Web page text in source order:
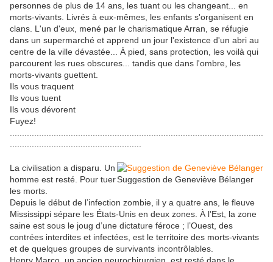
personnes de plus de 14 ans, les tuant ou les changeant... en
morts-vivants. Livrés à eux-mêmes, les enfants s'organisent en
clans. L'un d'eux, mené par le charismatique Arran, se réfugie
dans un supermarché et apprend un jour l'existence d'un abri au
centre de la ville dévastée... À pied, sans protection, les voilà qui
parcourent les rues obscures... tandis que dans l'ombre, les
morts-vivants guettent.
Ils vous traquent
Ils vous tuent
Ils vous dévorent
Fuyez!
Suggestion de Geneviève Bélanger
La civilisation a disparu. Un
homme est resté. Pour tuer
les morts.
Depuis le début de l’infection zombie, il y a quatre ans, le fleuve
Mississippi sépare les États-Unis en deux zones. À l’Est, la zone
saine est sous le joug d’une dictature féroce ; l’Ouest, des
contrées interdites et infectées, est le territoire des morts-vivants
et de quelques groupes de survivants incontrôlables.